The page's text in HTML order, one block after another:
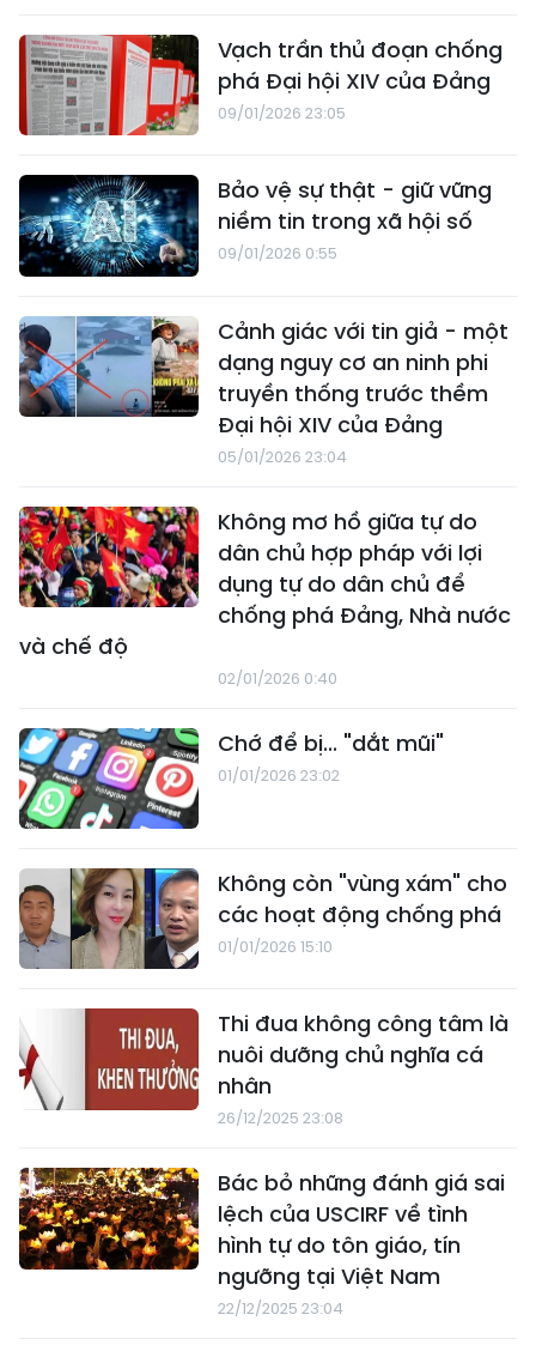
Vạch trần thủ đoạn chống
phá Đại hội XIV của Đảng
09/01/2026 23:05
Bảo vệ sự thật - giữ vững
niềm tin trong xã hội số
09/01/2026 0:55
Cảnh giác với tin giả - một
dạng nguy cơ an ninh phi
truyền thống trước thềm
Đại hội XIV của Đảng
05/01/2026 23:04
Không mơ hồ giữa tự do
dân chủ hợp pháp với lợi
dụng tự do dân chủ để
chống phá Đảng, Nhà nước
và chế độ
02/01/2026 0:40
Chớ để bị... "dắt mũi"
01/01/2026 23:02
Không còn "vùng xám" cho
các hoạt động chống phá
01/01/2026 15:10
Thi đua không công tâm là
nuôi dưỡng chủ nghĩa cá
nhân
26/12/2025 23:08
Bác bỏ những đánh giá sai
lệch của USCIRF về tình
hình tự do tôn giáo, tín
ngưỡng tại Việt Nam
22/12/2025 23:04